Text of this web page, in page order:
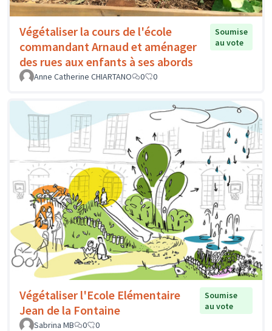
Végétaliser la cours de l'école
commandant Arnaud et aménager
des rues aux enfants à ses abords
Soumise
au vote
Anne Catherine CHIARTANO 0 0
Végétaliser l'Ecole Elémentaire
Jean de la Fontaine
Soumise
au vote
Sabrina MB
0 0